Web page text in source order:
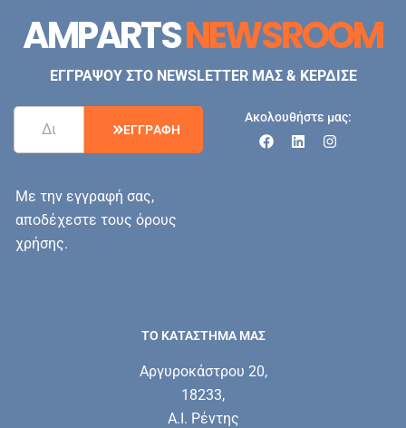
AMPARTSNEWSROOM
ΕΓΓΡΑΨΟΥ ΣΤΟ NEWSLETTER ΜΑΣ & ΚΕΡΔΙΣΕ
ΕΓΓΡΑΦΗ
Με την εγγραφή σας,
αποδέχεστε τους όρους
χρήσης.
Ακολουθήστε μας:
ΤΟ ΚΑΤΑΣΤΗΜΑ ΜΑΣ
Αργυροκάστρου 20,
18233,
Α.Ι. Ρέντης